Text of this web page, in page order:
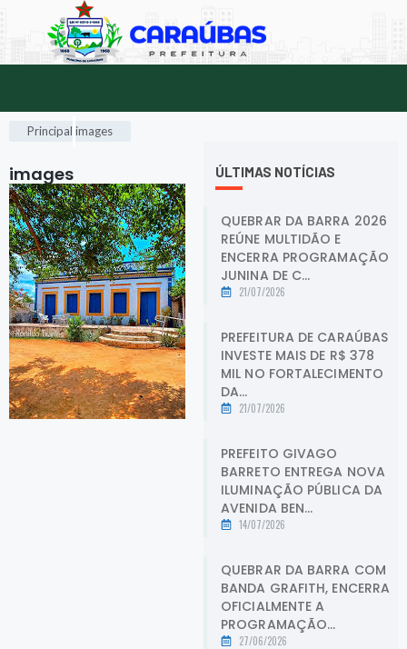
Principal images
images ÚLTIMAS NOTÍCIAS
QUEBRAR DA BARRA 2026
REÚNE MULTIDÃO E
ENCERRA PROGRAMAÇÃO
JUNINA DE C...
21/07/2026
PREFEITURA DE CARAÚBAS
INVESTE MAIS DE R$ 378
MIL NO FORTALECIMENTO
DA...
21/07/2026
PREFEITO GIVAGO
BARRETO ENTREGA NOVA
ILUMINAÇÃO PÚBLICA DA
AVENIDA BEN...
14/07/2026
QUEBRAR DA BARRA COM
BANDA GRAFITH, ENCERRA
OFICIALMENTE A
PROGRAMAÇÃO...
27/06/2026